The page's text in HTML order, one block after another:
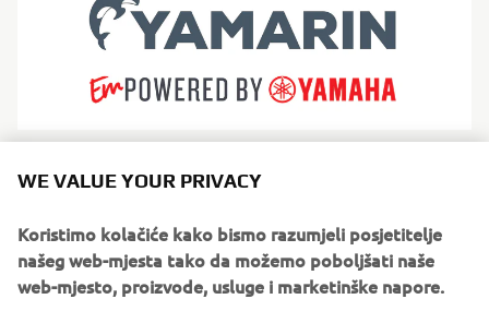
Yamarin se specijalizirao za sigurne, udobne brodove od
Njihova filozofija usmjerena je na intuitivno upravljanje,
pouzdanost i osjećaj bezbrižnosti plovidbe. Savršen za
obitelji i rekreativne jedriličare, Yamarin proizvodi
WE VALUE YOUR PRIVACY
Koristimo kolačiće kako bismo razumjeli posjetitelje
našeg web-mjesta tako da možemo poboljšati naše
web-mjesto, proizvode, usluge i marketinške napore.